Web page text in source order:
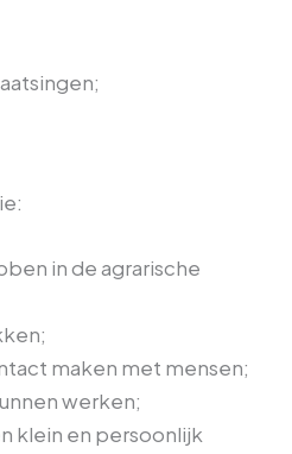
in de agrarische
maken met mensen;
werken;
klein en persoonlijk